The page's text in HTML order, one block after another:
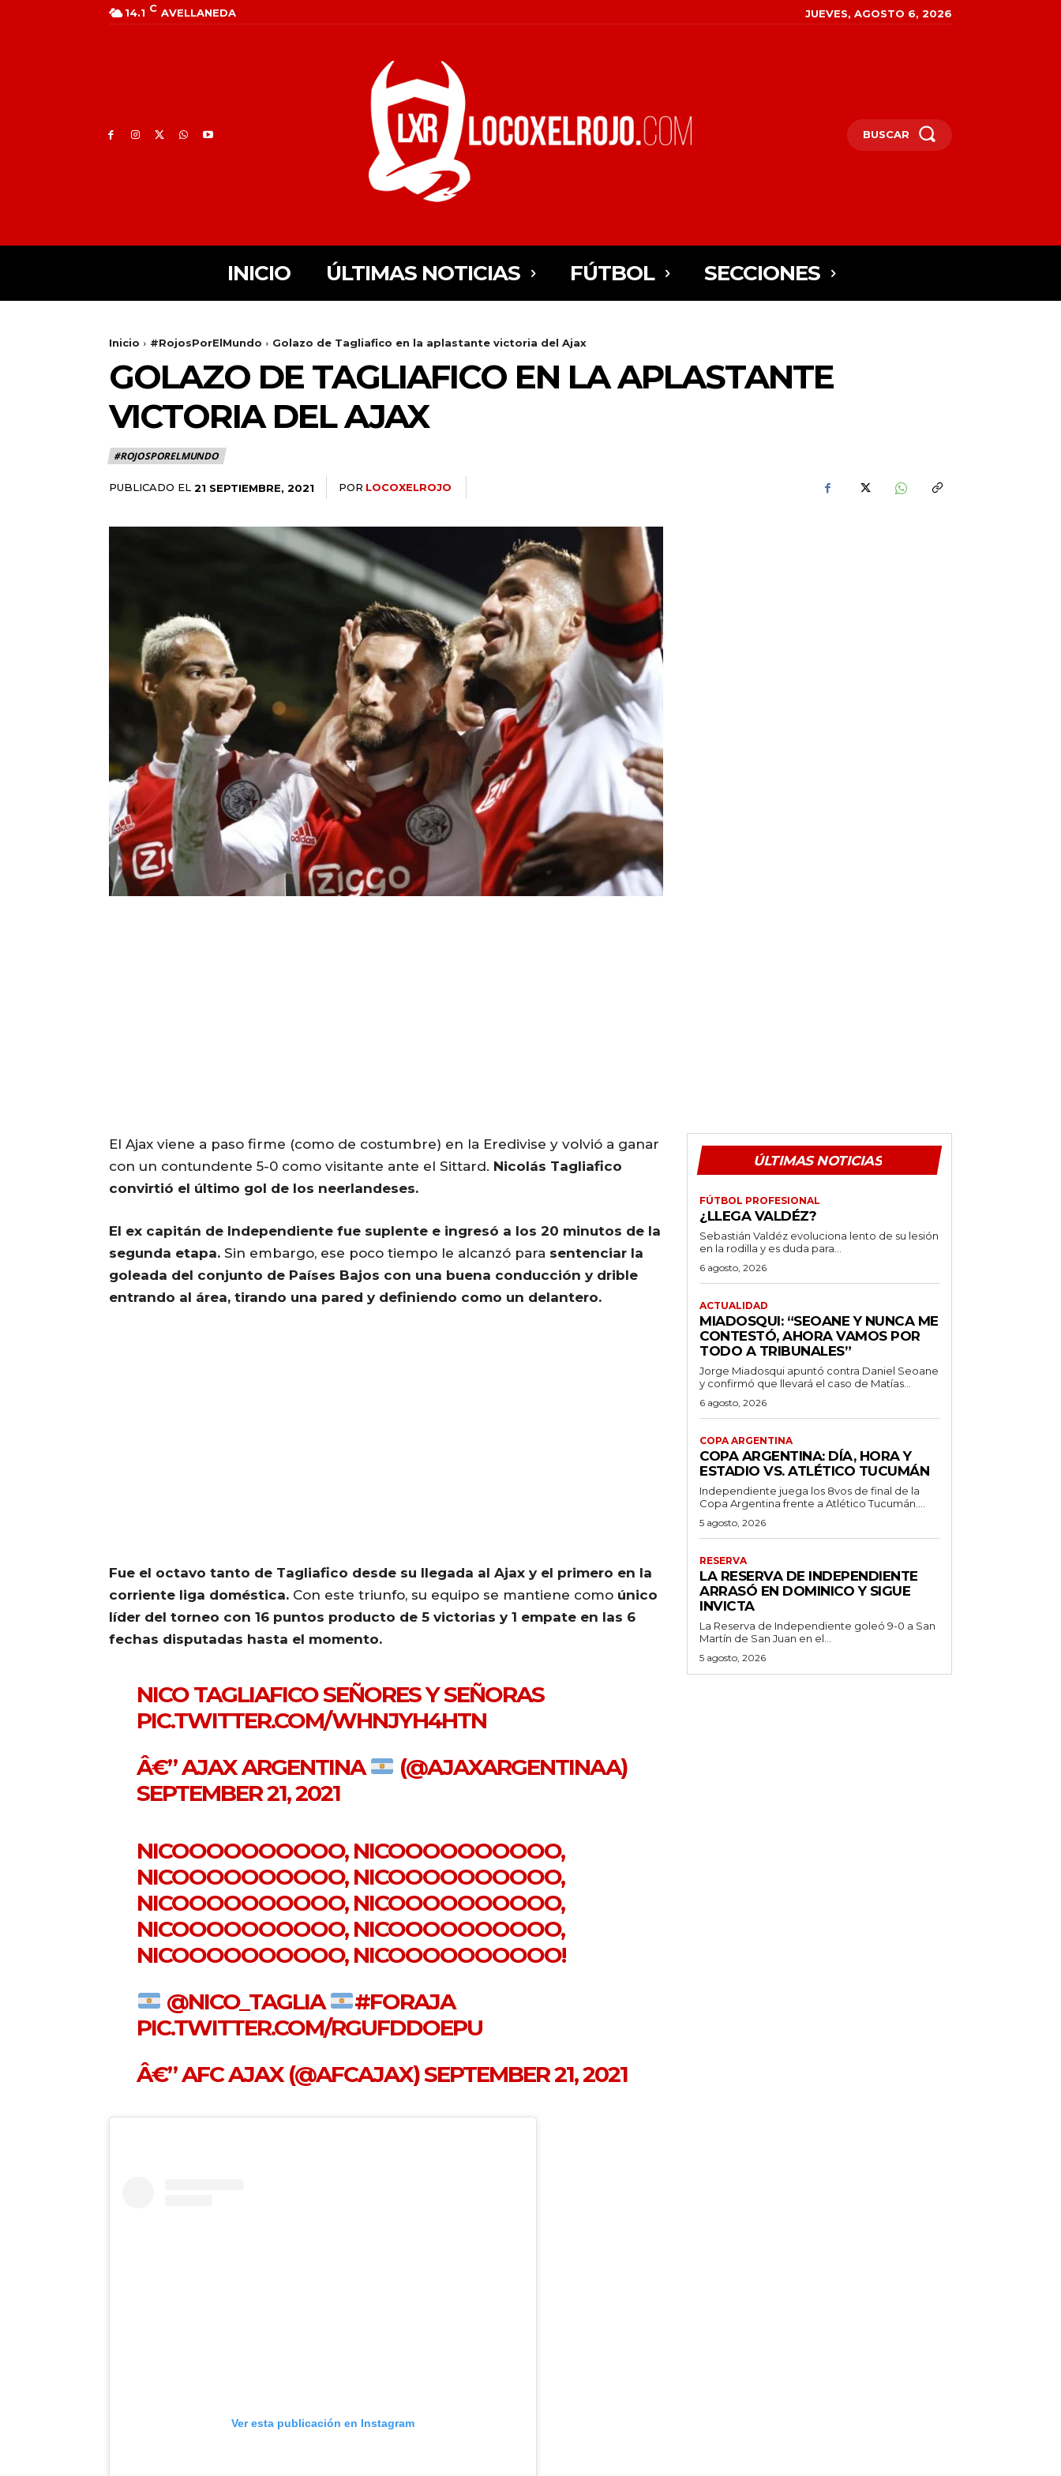
14.1 C AVELLANEDA JUEVES, AGOSTO 6, 2026
BUSCAR
INICIO ÚLTIMAS NOTICIAS FÚTBOL SECCIONES
Inicio #RojosPorElMundo Golazo de Tagliafico en la aplastante victoria del Ajax
GOLAZO DE TAGLIAFICO EN LA APLASTANTE
VICTORIA DEL AJAX
#ROJOSPORELMUNDO
PUBLICADO EL 21 SEPTIEMBRE, 2021 POR LOCOXELROJO
El Ajax viene a paso firme (como de costumbre) en la Eredivise y volvió a ganar
con un contundente 5-0 como visitante ante el Sittard. Nicolás Tagliafico
convirtió el último gol de los neerlandeses.
El ex capitán de Independiente fue suplente e ingresó a los 20 minutos de la
segunda etapa. Sin embargo, ese poco tiempo le alcanzó para sentenciar la
goleada del conjunto de Países Bajos con una buena conducción y drible
entrando al área, tirando una pared y definiendo como un delantero.
Fue el octavo tanto de Tagliafico desde su llegada al Ajax y el primero en la
corriente liga doméstica. Con este triunfo, su equipo se mantiene como único
líder del torneo con 16 puntos producto de 5 victorias y 1 empate en las 6
fechas disputadas hasta el momento.
NICO TAGLIAFICO SEÑORES Y SEÑORAS
PIC.TWITTER.COM/WHNJYH4HTN
Â€” AJAX ARGENTINA
(@AJAXARGENTINAA)
SEPTEMBER 21, 2021
NICOOOOOOOOOO, NICOOOOOOOOOO,
NICOOOOOOOOOO, NICOOOOOOOOOO,
NICOOOOOOOOOO, NICOOOOOOOOOO,
NICOOOOOOOOOO, NICOOOOOOOOOO,
NICOOOOOOOOOO, NICOOOOOOOOOO!
@NICO_TAGLIA
#FORAJA
PIC.TWITTER.COM/RGUFDDOEPU
Â€” AFC AJAX (@AFCAJAX)SEPTEMBER 21, 2021
Ver esta publicación en Instagram
ÚLTIMAS NOTICIAS
FÚTBOL PROFESIONAL
¿LLEGA VALDÉZ?
Sebastián Valdéz evoluciona lento de su lesión
en la rodilla y es duda para...
6 agosto, 2026
ACTUALIDAD
MIADOSQUI: “SEOANE Y NUNCA ME
CONTESTÓ, AHORA VAMOS POR
TODO A TRIBUNALES”
Jorge Miadosqui apuntó contra Daniel Seoane
y confirmó que llevará el caso de Matías...
6 agosto, 2026
COPA ARGENTINA
COPA ARGENTINA: DÍA, HORA Y
ESTADIO VS. ATLÉTICO TUCUMÁN
Independiente juega los 8vos de final de la
Copa Argentina frente a Atlético Tucumán....
5 agosto, 2026
RESERVA
LA RESERVA DE INDEPENDIENTE
ARRASÓ EN DOMINICO Y SIGUE
INVICTA
La Reserva de Independiente goleó 9-0 a San
Martín de San Juan en el...
5 agosto, 2026